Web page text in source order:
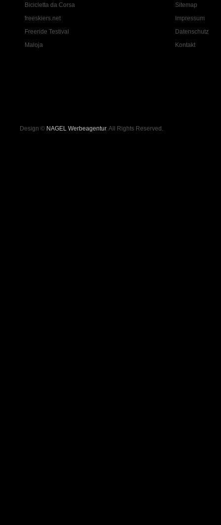
Bicicletta da Corsa
freeskiers.net
Freeride Testival
Maloja
Sitemap
Impressum
Datenschutz
Kontakt
Design © NAGEL Werbeagentur. All Rights Reserved.